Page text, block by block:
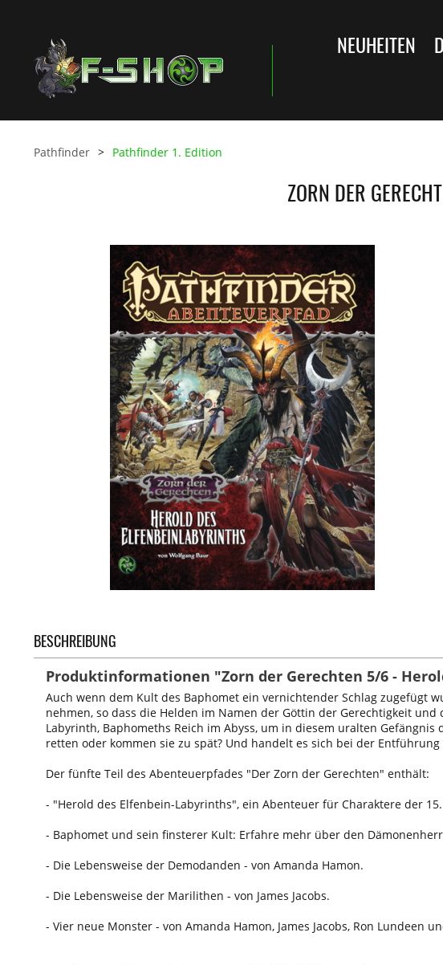
NEUHEITEN
Pathfinder Pathfinder 1. Edition
ZORN DER
BESCHREIBUNG
Produktinformationen "Zorn der Gerechten 5/6 -
Auch wenn dem Kult des Baphomet ein vernichtender Schlag zugefügt
nehmen, so dass die Helden im Namen der Göttin der Gerechtigkeit
Labyrinth, Baphomeths Reich im Abyss, um in diesem uralten
retten oder kommen sie zu spät? Und handelt es sich bei der
Der fünfte Teil des Abenteuerpfades "Der Zorn der Gerechten" enthält:
- "Herold des Elfenbein-Labyrinths", ein Abenteuer für Charaktere der
- Baphomet und sein finsterer Kult: Erfahre mehr über den
- Die Lebensweise der Demodanden - von Amanda Hamon.
- Die Lebensweise der Marilithen - von James Jacobs.
- Vier neue Monster - von Amanda Hamon, James Jacobs, Ron Lundeen